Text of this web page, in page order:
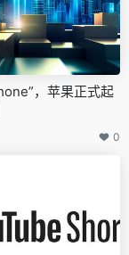
，苹果正式起
0